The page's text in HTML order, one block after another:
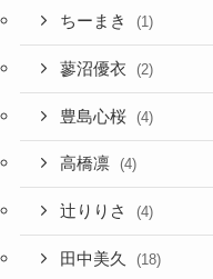
ちーまき (1)
蓼沼優衣 (2)
豊島心桜 (4)
高橋凛 (4)
辻りりさ (4)
田中美久 (18)